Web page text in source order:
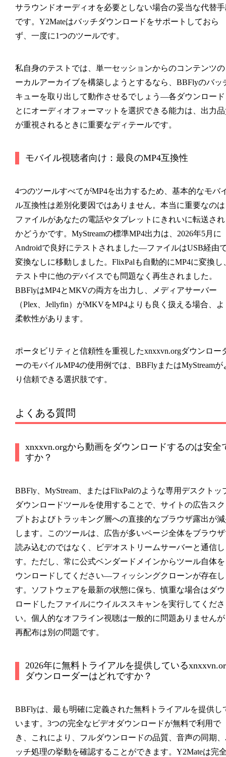
サラウンドオーディオを必要としない場合の妥当な代替
です。Y2Mateはバッチダウンロードをサポートしておら
ず、一度に1つのツールです。
私自身のテストでは、単一セッションからのコンテンツ
ーカルアーカイブを構築しようとするなら、BBFlyのバッ
キューを取り出して動作させるでしょう—各ダウンロー
とにオーディオフォーマットを選択できる能力は、出力
が重視されるときに重要なディテールです。
モバイル視聴者向け：最良のMP4互換性
4つのツールすべてがMP4を出力するため、基本的なモバ
ル互換性は差別化要因ではありません。本当に重要なの
ファイルがあなたの電話やタブレットにきれいに転送さ
かどうかです。MyStreamの標準MP4出力は、2026年5月に
Androidで良好にテストされました—ファイルはUSB経由
変換なしに移動しました。FlixPalも自動的にMP4に変換し
テスト中に他のデバイスでも問題なく再生されました。
BBFlyはMP4とMKVの両方を出力し、メディアサーバー
（Plex、Jellyfin）がMKVをMP4よりも良く扱える場合、よ
柔軟性があります。
ポータビリティと信頼性を重視したxnxxvn.orgダウンロー
ーのモバイルMP4の使用例では、BBFlyまたはMyStreamが
り信頼できる選択肢です。
よくある質問
xnxxvn.orgから動画をダウンロードするのは安全
すか？
BBFly、MyStream、またはFlixPalのような専用デスクトッ
ダウンロードツールを使用することで、サイトの広告ス
プトおよびトラッキング層への直接的なブラウザ露出が
します。このツールは、広告が多いページ全体をブラウ
読み込むのではなく、ビデオストリームサーバーと通信
す。ただし、常に公式ベンダードメインからツール自体
ウンロードしてください—フィッシングクローンが存在
す。ソフトウェアを最新の状態に保ち、慎重な場合はダ
ロードしたファイルにウイルススキャンを実行してくださ
い。個人的なオフライン視聴は一般的に問題ありません
再配布は別の問題です。
2026年に無料トライアルを提供している
ダウンローダーはどれですか？
BBFlyは、最も明確に定義された無料トライアルを提供し
います。3つの完全なビデオダウンロードが無料で利用で
き、これにより、フルダウンロードの品質、音声の同期
ッチ処理の挙動を確認することができます。Y2Mateは完